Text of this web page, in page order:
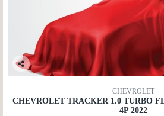
Co
artil
CHEVROLET
CHEVROLET TRACKER 1.0 TURBO
4P 2022